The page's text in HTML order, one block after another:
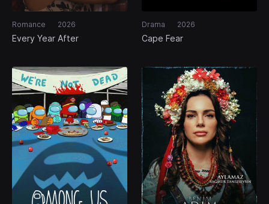
Romance 2026
Every Year After
Drama 2026
Cape Fear